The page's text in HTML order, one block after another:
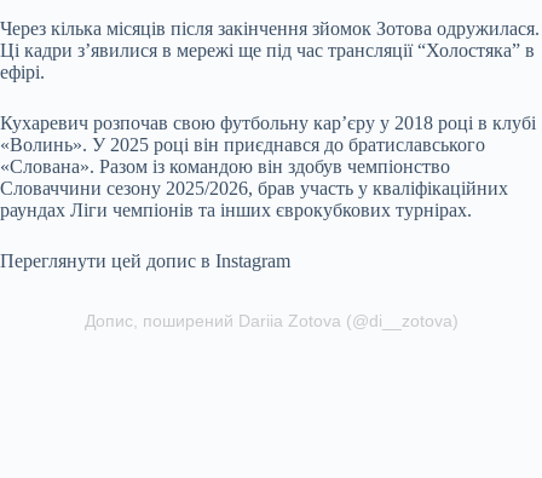
Через кілька місяців після закінчення зйомок Зотова одружилася.
Ці кадри з’явилися в мережі ще під час трансляції “Холостяка” в
ефірі.
Кухаревич розпочав свою футбольну кар’єру у 2018 році в клубі
«Волинь». У 2025 році він приєднався до братиславського
«Слована». Разом із командою він здобув чемпіонство
Словаччини сезону 2025/2026, брав участь у кваліфікаційних
раундах Ліги чемпіонів та інших єврокубкових турнірах.
Переглянути цей допис в Instagram
Допис, поширений Dariia Zotova (@di__zotova)